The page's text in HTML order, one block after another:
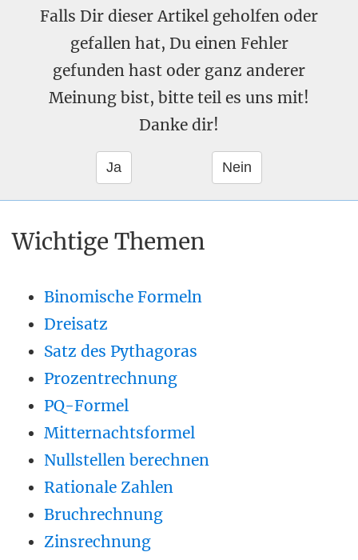
Falls Dir dieser Artikel geholfen oder
gefallen hat, Du einen Fehler
gefunden hast oder ganz anderer
Meinung bist, bitte teil es uns mit!
Danke dir!
Wichtige Themen
Binomische Formeln
Dreisatz
Satz des Pythagoras
Prozentrechnung
PQ-Formel
Mitternachtsformel
Nullstellen berechnen
Rationale Zahlen
Bruchrechnung
Zinsrechnung